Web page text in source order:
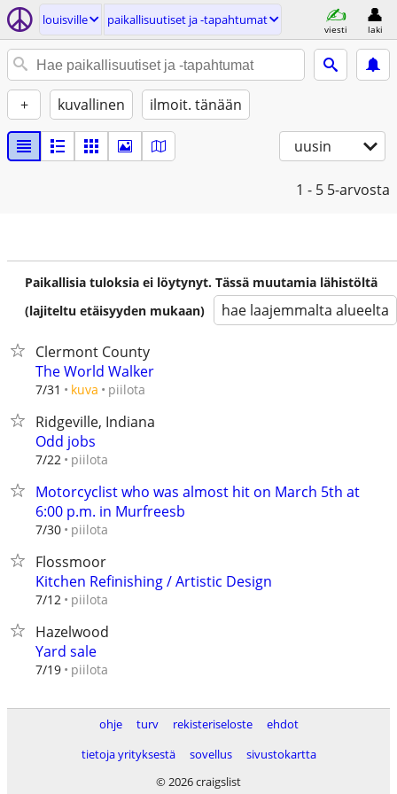
louisville paikallisuutiset ja -tapahtumat
viesti laki
+ kuvallinen ilmoit. tänään
uusin
1 - 5 5-arvosta
Paikallisia tuloksia ei löytynyt. Tässä muutamia lähistöltä
(lajiteltu etäisyyden mukaan)
hae laajemmalta alueelta
Clermont County
The World Walker
7/31 kuva piilota
Ridgeville, Indiana
Odd jobs
7/22 piilota
Motorcyclist who was almost hit on March 5th at
6:00 p.m. in Murfreesb
7/30 piilota
Flossmoor
Kitchen Refinishing / Artistic Design
7/12 piilota
Hazelwood
Yard sale
7/19 piilota
ohje turv rekisteriseloste
ehdot
tietoja yrityksestä
sovellus
sivustokartta
© 2026 craigslist